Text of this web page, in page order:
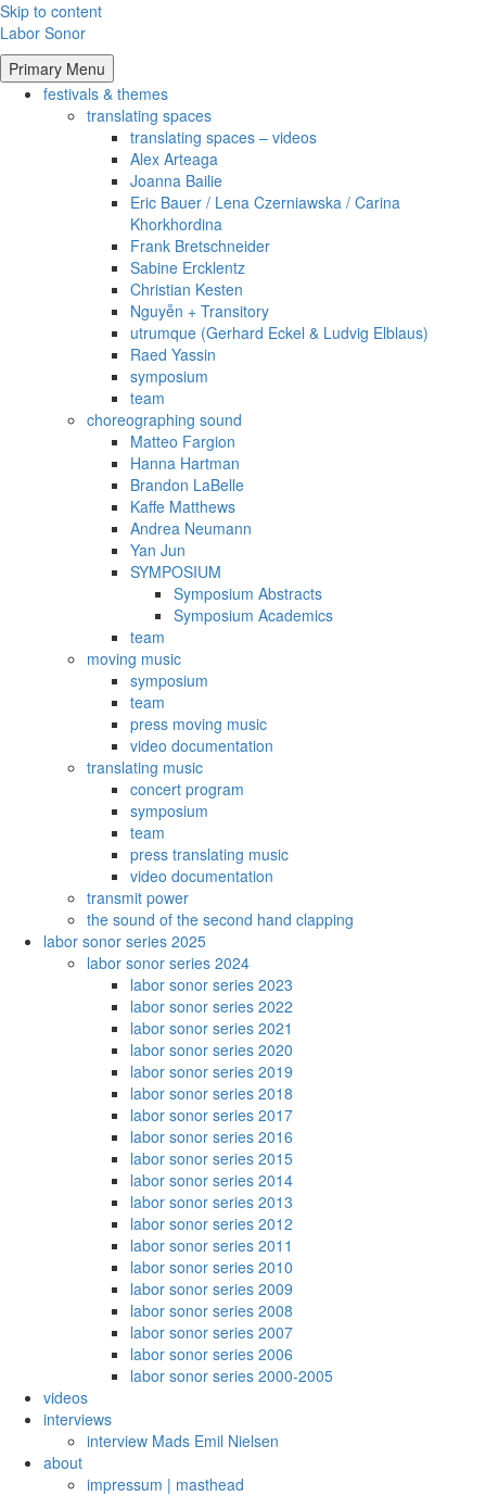
Skip to content
Labor Sonor
Primary Menu
festivals & themes
translating spaces
translating spaces – videos
Alex Arteaga
Joanna Bailie
Eric Bauer / Lena Czerniawska / Carina
Khorkhordina
Frank Bretschneider
Sabine Ercklentz
Christian Kesten
Nguyễn + Transitory
utrumque (Gerhard Eckel & Ludvig Elblaus)
Raed Yassin
symposium
team
choreographing sound
Matteo Fargion
Hanna Hartman
Brandon LaBelle
Kaffe Matthews
Andrea Neumann
Yan Jun
SYMPOSIUM
Symposium Abstracts
Symposium Academics
team
moving music
symposium
team
press moving music
video documentation
translating music
concert program
symposium
team
press translating music
video documentation
transmit power
the sound of the second hand clapping
labor sonor series 2025
labor sonor series 2024
labor sonor series 2023
labor sonor series 2022
labor sonor series 2021
labor sonor series 2020
labor sonor series 2019
labor sonor series 2018
labor sonor series 2017
labor sonor series 2016
labor sonor series 2015
labor sonor series 2014
labor sonor series 2013
labor sonor series 2012
labor sonor series 2011
labor sonor series 2010
labor sonor series 2009
labor sonor series 2008
labor sonor series 2007
labor sonor series 2006
labor sonor series 2000-2005
videos
interviews
interview Mads Emil Nielsen
about
impressum | masthead